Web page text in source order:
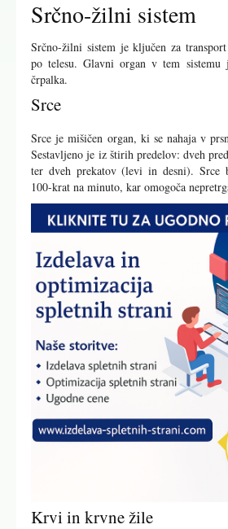
Srčno-žilni sistem
Srčno-žilni sistem je ključen za
po telesu. Glavni organ v tem
črpalka.
Srce
Srce je mišičen organ, ki se nahaja v
Sestavljeno je iz štirih predelov: dveh
ter dveh prekatov (levi in desni). Srce
100-krat na minuto, kar omogoča
Krvi in krvne žile